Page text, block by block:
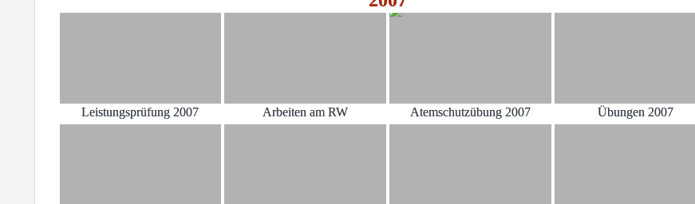
Leistungsprüfung 2007 Arbeiten am RW Atemschutzübung 2007 Übungen 2007